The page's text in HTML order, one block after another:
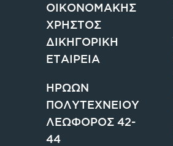
ΟΙΚΟΝΟΜΑΚΗΣ
ΧΡΗΣΤΟΣ
ΔΙΚΗΓΟΡΙΚΗ
ΕΤΑΙΡΕΙΑ
ΗΡΩΩΝ
ΠΟΛΥΤΕΧΝΕΙΟΥ
ΛΕΩΦΟΡΟΣ 42-
44